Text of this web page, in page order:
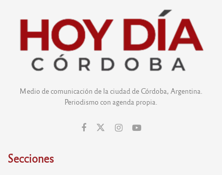
Medio de comunicación de la ciudad de Córdoba, Argentina.
Periodismo con agenda propia.
Secciones